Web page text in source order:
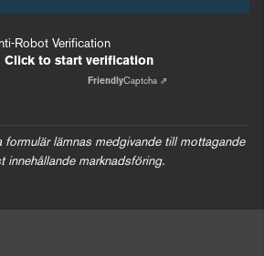
Robot Verification
Click to start verification
FriendlyCaptcha ⇗
formulär lämnas medgivande till mottagande
innehållande marknadsföring.